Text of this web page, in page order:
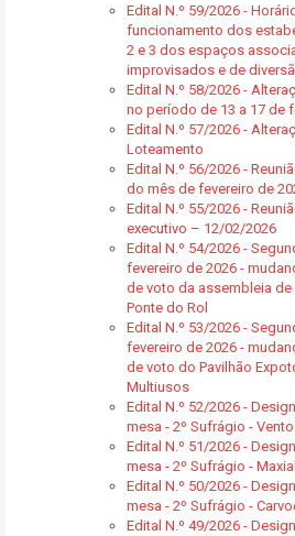
Edital N.º 59/2026 -
funcionamento dos
2 e 3 dos espaços
improvisados e de
Edital N.º 58/2026 -
no período de 13 a 17 de
Edital N.º 57/2026 -
Loteamento
Edital N.º 56/2026 -
do mês de fevereiro de
Edital N.º 55/2026 -
executivo – 12/02/2026
Edital N.º 54/2026 -
fevereiro de 2026 -
de voto da assembleia
Ponte do Rol
Edital N.º 53/2026 -
fevereiro de 2026 -
de voto do Pavilhão
Multiusos
Edital N.º 52/2026 -
mesa - 2º Sufrágio -
Edital N.º 51/2026 -
mesa - 2º Sufrágio -
Edital N.º 50/2026 -
mesa - 2º Sufrágio -
Edital N.º 49/2026 -